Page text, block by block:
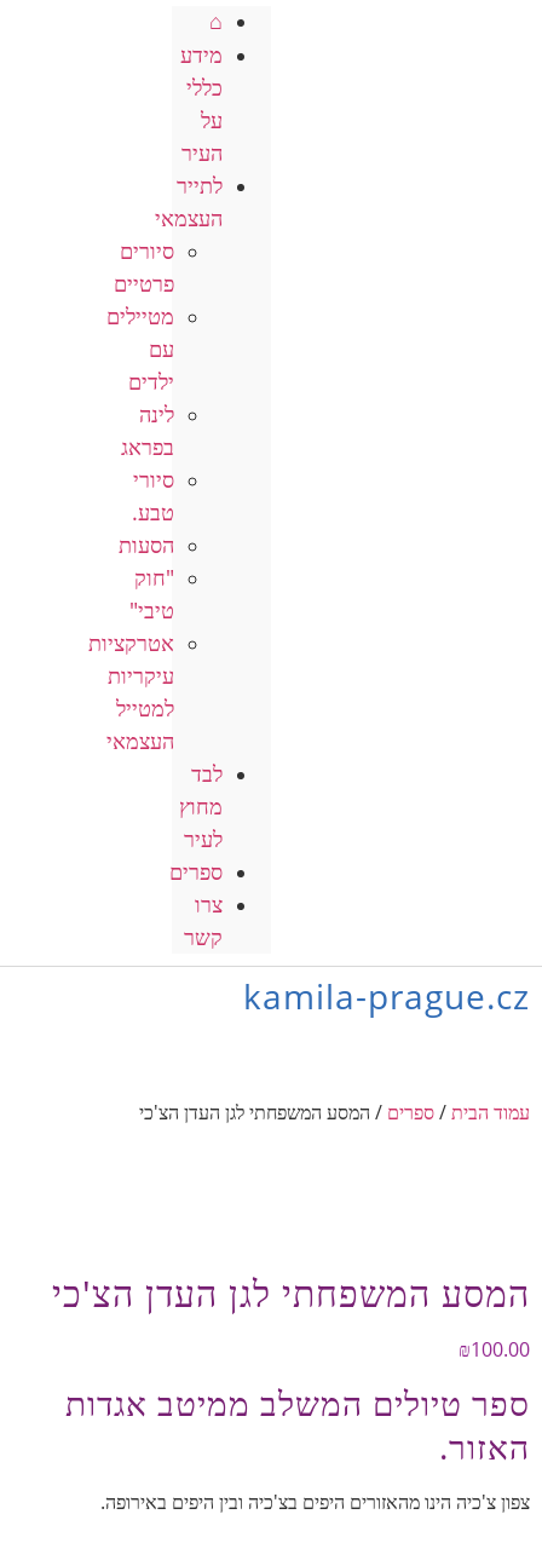
⌂
מידע
כללי
על
העיר
לתייר
העצמאי
סיורים
פרטיים
מטיילים
עם
ילדים
לינה
בפראג
סיורי
טבע.
הסעות
"חוק
טיבי"
אטרקציות
עיקריות
למטייל
העצמאי
לבד
מחוץ
לעיר
ספרים
צרו
קשר
kamila-prague.cz
עמוד הבית/ספרים / המסע המשפחתי לגן העדן הצ'כי
המסע המשפחתי לגן העדן הצ'כי
₪100.00
ספר טיולים המשלב ממיטב אגדות
האזור.
צפון צ'כיה הינו מהאזורים היפים בצ'כיה ובין היפים באירופה.